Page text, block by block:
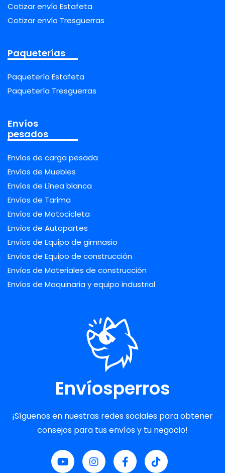
Cotizar envío Estafeta
Cotizar envío Tresguerras
Paqueterías
Paquetería Estafeta
Paquetería Tresguerras
Envíos
pesados
Envíos de carga pesada
Envíos de Muebles
Envíos de Línea blanca
Envíos de Tarima
Envíos de Motocicleta
Envíos de Autopartes
Envíos de Equipo de gimnasio
Envíos de Equipo de construcción
Envíos de Materiales de construcción
Envíos de Maquinaria y equipo industrial
Envíosperros
¡Síguenos en nuestras redes sociales para obtener
consejos para tus envíos y tu negocio!